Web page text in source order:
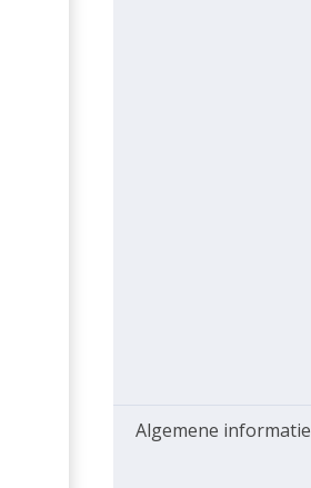
Algemene informatie